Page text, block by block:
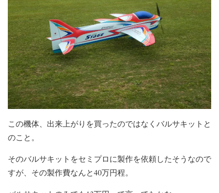
この機体、出来上がりを買ったのではなくバルサキットと
のこと。
そのバルサキットをセミプロに製作を依頼したそうなので
すが、その製作費なんと40万円程。